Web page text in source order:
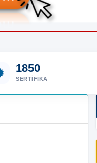
1850
SERTIFIKA